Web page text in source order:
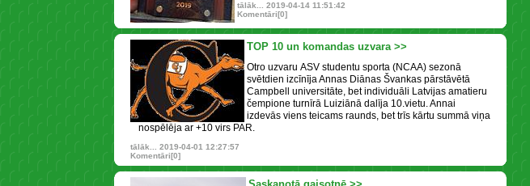
tālāk...
2019-04-14 11:51:42
Komentāri[0]
TOP 10 un komandas uzvara >>
Otro uzvaru ASV studentu sporta (NCAA) sezonā
svētdien izcīnīja Annas Diānas Švankas pārstāvētā
Campbell universitāte, bet individuāli Latvijas amatieru
čempione turnīrā Luiziānā dalīja 10.vietu. Annai
izdevās viens teicams raunds, bet trīs kārtu summā viņa
nospēlēja ar +10 virs PAR.
tālāk...
2019-04-01 12:27:57
Komentāri[0]